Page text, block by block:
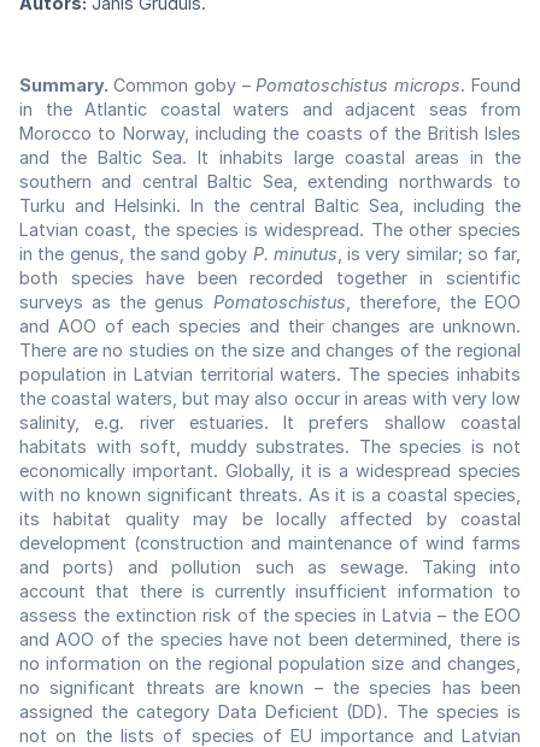
Summary. Common goby –Pomatoschistus microps. Found
in the Atlantic coastal waters and adjacent seas from
Morocco to Norway, including the coasts of the British Isles
and the Baltic Sea. It inhabits large coastal areas in the
southern and central Baltic Sea, extending northwards to
Turku and Helsinki. In the central Baltic Sea, including the
Latvian coast, the species is widespread. The other species
in the genus, the sand goby P. minutus , is very similar; so far,
both species have been recorded together in scientific
surveys as the genus Pomatoschistus , therefore, the EOO
and AOO of each species and their changes are unknown.
There are no studies on the size and changes of the regional
population in Latvian territorial waters. The species inhabits
the coastal waters, but may also occur in areas with very low
salinity, e.g. river estuaries. It prefers shallow coastal
habitats with soft, muddy substrates. The species is not
economically important. Globally, it is a widespread species
with no known significant threats. As it is a coastal species,
its habitat quality may be locally affected by coastal
development (construction and maintenance of wind farms
and ports) and pollution such as sewage. Taking into
account that there is currently insufficient information to
assess the extinction risk of the species in Latvia – the EOO
and AOO of the species have not been determined, there is
no information on the regional population size and changes,
no significant threats are known – the species has been
assigned the category Data Deficient (DD). The species is
not on the lists of species of EU importance and Latvian